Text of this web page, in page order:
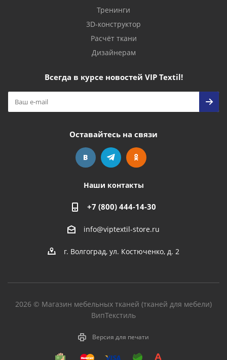
Тренинги
3D-конструктор
Расчёт ткани
Дизайнерам
Всегда в курсе новостей VIP Textil!
Оставайтесь на связи
Наши контакты
+7 (800) 444-14-30
info@viptextil-store.ru
г. Волгоград, ул. Костюченко, д. 2
2026 © Магазин мебельных тканей (тканей для мебели)
ВипТекстиль
Версия для печати